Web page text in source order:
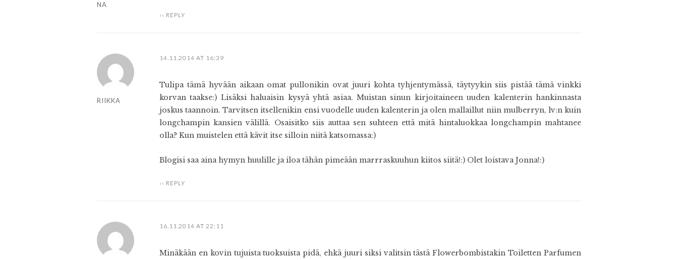
NA
REPLY
RIIKKA
14.11.2014 AT 16:39
Tulipa tämä hyvään aikaan omat pullonikin ovat juuri kohta tyhjentymässä, täytyykin siis pistää tämä vinkki
korvan taakse:) Lisäksi haluaisin kysyä yhtä asiaa. Muistan sinun kirjoitaineen uuden kalenterin hankinnasta
joskus taannoin. Tarvitsen itsellenikin ensi vuodelle uuden kalenterin ja olen mallaillut niin mulberryn, lv:n kuin
longchampin kansien välillä. Osaisitko siis auttaa sen suhteen että mitä hintaluokkaa longchampin mahtanee
olla? Kun muistelen että kävit itse silloin niitä katsomassa:)
Blogisi saa aina hymyn huulille ja iloa tähän pimeään marrraskuuhun kiitos siitä!:) Olet loistava Jonna!:)
REPLY
16.11.2014 AT 22:11
Minäkään en kovin tujuista tuoksuista pidä, ehkä juuri siksi valitsin tästä Flowerbombistakin Toiletten Parfumen